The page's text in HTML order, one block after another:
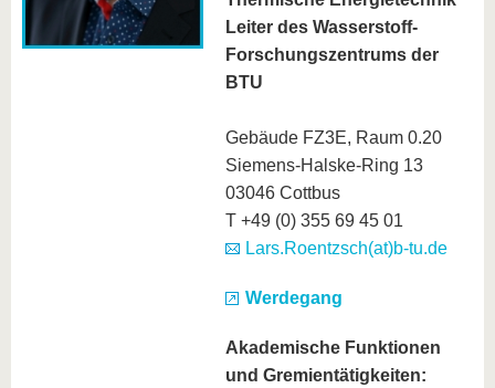
Leiter des Wasserstoff-
Forschungszentrums der
BTU
Gebäude FZ3E, Raum 0.20
Siemens-Halske-Ring 13
03046 Cottbus
T +49 (0) 355 69 45 01
Lars.Roentzsch(at)b-tu.de
Werdegang
Akademische Funktionen
und Gremientätigkeiten: